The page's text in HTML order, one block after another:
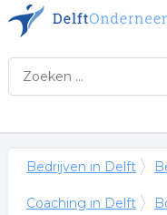
Bedrijven in Delft
Coaching in Delft